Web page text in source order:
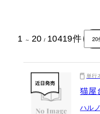
1 ～ 20 / 10419件
単行
猫屋
ハル